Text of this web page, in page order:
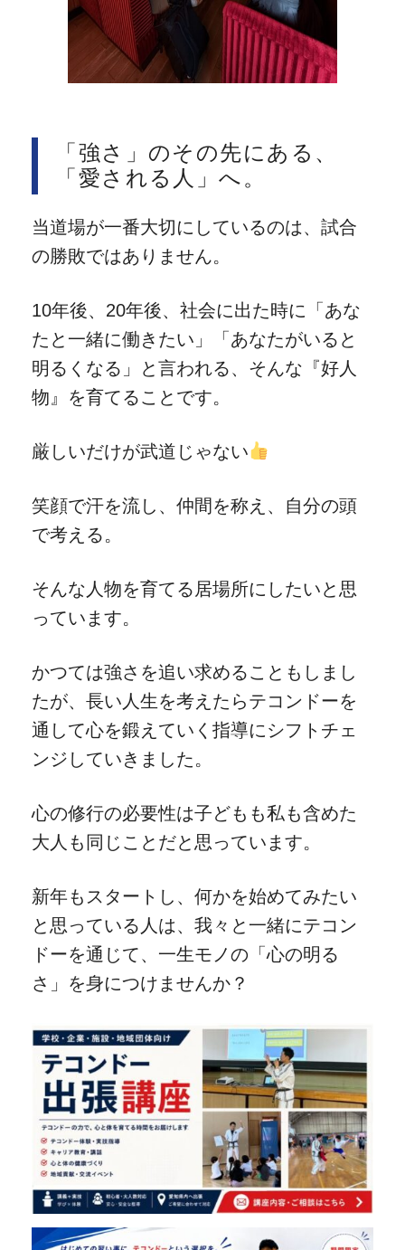
「強さ」のその先にある、
「愛される人」へ。
当道場が一番大切にしているのは、試合
の勝敗ではありません。
10年後、20年後、社会に出た時に「あな
たと一緒に働きたい」「あなたがいると
明るくなる」と言われる、そんな『好人
物』を育てることです。
厳しいだけが武道じゃない
笑顔で汗を流し、仲間を称え、自分の頭
で考える。
そんな人物を育てる居場所にしたいと思
っています。
かつては強さを追い求めることもしまし
たが、長い人生を考えたらテコンドーを
通して心を鍛えていく指導にシフトチェ
ンジしていきました。
心の修行の必要性は子どもも私も含めた
大人も同じことだと思っています。
新年もスタートし、何かを始めてみたい
と思っている人は、我々と一緒にテコン
ドーを通じて、一生モノの「心の明る
さ」を身につけませんか？